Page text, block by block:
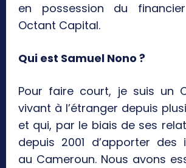
en possession du
Octant Capital.
Qui est Samuel Nono ?
Pour faire court, je suis un
vivant à l’étranger depuis
et qui, par le biais de ses
depuis 2001 d’apporter des
au Cameroun. Nous avons